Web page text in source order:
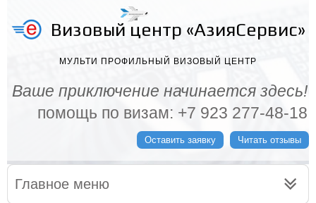
Визовый центр «АзияСервис»
МУЛЬТИ ПРОФИЛЬНЫЙ ВИЗОВЫЙ ЦЕНТР
Ваше приключение начинается здесь!
помощь по визам: +7 923 277-48-18
Оставить заявку Читать отзывы
Главное меню